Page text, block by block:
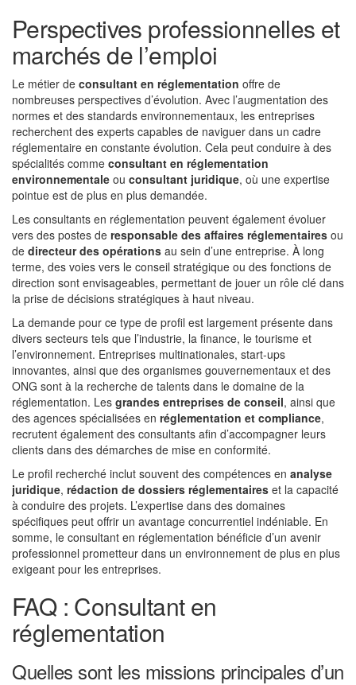
Perspectives professionnelles et
marchés de l’emploi
Le métier de consultant en réglementation offre de
nombreuses perspectives d’évolution. Avec l’augmentation des
normes et des standards environnementaux, les entreprises
recherchent des experts capables de naviguer dans un cadre
réglementaire en constante évolution. Cela peut conduire à des
spécialités comme consultant en réglementation
environnementale ou consultant juridique, où une expertise
pointue est de plus en plus demandée.
Les consultants en réglementation peuvent également évoluer
vers des postes de responsable des affaires réglementaires ou
de directeur des opérations au sein d’une entreprise. À long
terme, des voies vers le conseil stratégique ou des fonctions de
direction sont envisageables, permettant de jouer un rôle clé dans
la prise de décisions stratégiques à haut niveau.
La demande pour ce type de profil est largement présente dans
divers secteurs tels que l’industrie, la finance, le tourisme et
l’environnement. Entreprises multinationales, start-ups
innovantes, ainsi que des organismes gouvernementaux et des
ONG sont à la recherche de talents dans le domaine de la
réglementation. Les grandes entreprises de conseil, ainsi que
des agences spécialisées en réglementation et compliance,
recrutent également des consultants afin d’accompagner leurs
clients dans des démarches de mise en conformité.
Le profil recherché inclut souvent des compétences en analyse
juridique, rédaction de dossiers réglementaires et la capacité
à conduire des projets. L’expertise dans des domaines
spécifiques peut offrir un avantage concurrentiel indéniable. En
somme, le consultant en réglementation bénéficie d’un avenir
professionnel prometteur dans un environnement de plus en plus
exigeant pour les entreprises.
FAQ : Consultant en
réglementation
Quelles sont les missions principales d’un